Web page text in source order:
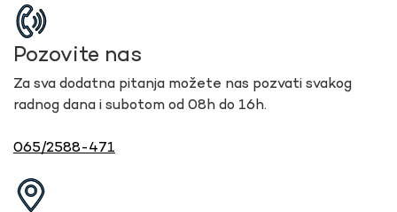
Pozovite nas
Za sva dodatna pitanja možete nas pozvati svakog
radnog dana i subotom od 08h do 16h.
065/2588-471